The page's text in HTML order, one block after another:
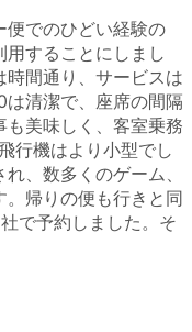
便でのひどい経験の
することにしまし
間通り、サービスは
清潔で、座席の間隔
も美味しく、客室乗務
行機はより小型でし
、数多くのゲーム、
帰りの便も行きと同
で予約しました。そ